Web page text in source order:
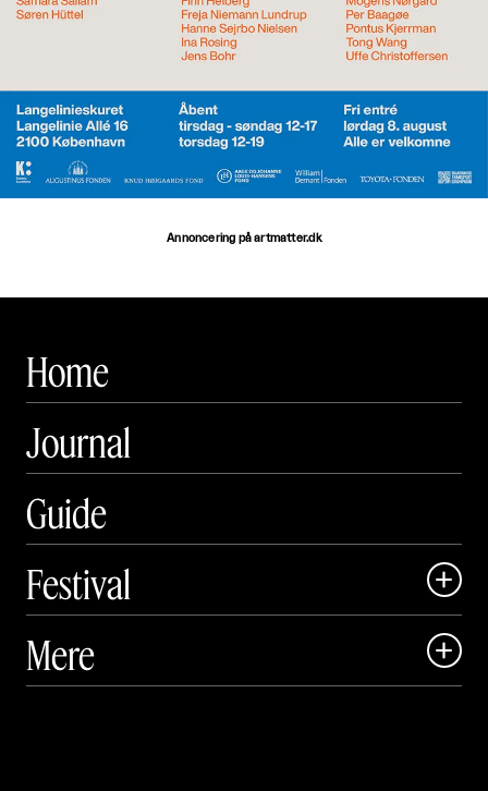
Annoncering på artmatter.dk
Home
Journal
Guide
Festival

 Art Matter Festival
Mere 